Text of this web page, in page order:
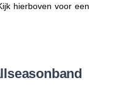
hierboven voor een